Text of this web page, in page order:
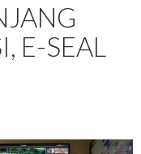
E-SEAL